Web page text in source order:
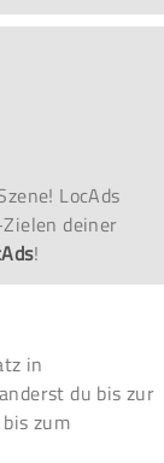
LocAds
deiner
!
in
du bis zur
zum